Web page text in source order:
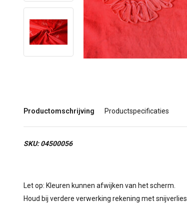
Productomschrijving Productspecificaties
SKU: 04500056
Let op: Kleuren kunnen afwijken van het scherm.
Houd bij verdere verwerking rekening met snijverlies.